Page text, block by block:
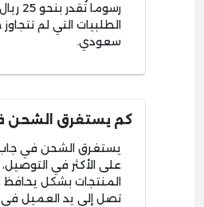
رسوما
سعودي.
كم يستغرق الشحن
على الأكثر في
المنتجات بشكل يحافظ
تصل إلى يد العميل